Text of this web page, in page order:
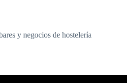
y negocios de hostelería